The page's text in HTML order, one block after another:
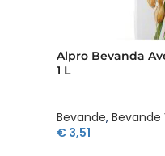
Alpro Bevanda
1 L
Bevande, Bevande
€ 3,51